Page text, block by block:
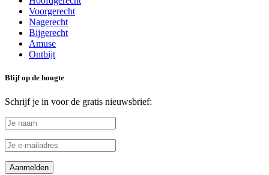
Voorgerecht
Nagerecht
Bijgerecht
Amuse
Ontbijt
Blijf op de hoogte
Schrijf je in voor de gratis nieuwsbrief: